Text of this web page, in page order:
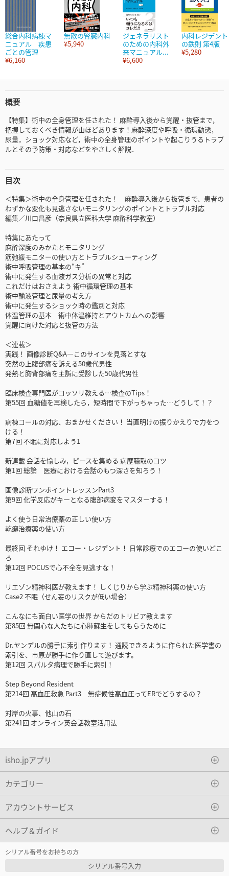
総合内科病棟マ
ニュアル 疾患
ごとの管理
¥6,160
無敵の腎臓内科
¥5,940
ジェネラリスト
のための内科外
来マニュアル...
¥6,600
内科レジデント
の鉄則 第4版
¥5,280
概要
【特集】術中の全身管理を任された！ 麻酔導入後から覚醒・抜管まで，
把握しておくべき情報が山ほどあります！麻酔深度や呼吸・循環動態，
尿量，ショック対応など，術中の全身管理のポイントや起こりうるトラブ
ルとその予防策・対応などをやさしく解説．
目次
＜特集＞術中の全身管理を任された！ 麻酔導入後から抜管まで、患者の
わずかな変化も見逃さないモニタリングのポイントとトラブル対応
編集／川口昌彦（奈良県立医科大学 麻酔科学教室）
特集にあたって
麻酔深度のみかたとモニタリング
筋弛緩モニターの使い方とトラブルシューティング
術中呼吸管理の基本の“キ”
術中に発生する血液ガス分析の異常と対応
これだけはおさえよう 術中循環管理の基本
術中輸液管理と尿量の考え方
術中に発生するショック時の鑑別と対応
体温管理の基本 術中体温維持とアウトカムへの影響
覚醒に向けた対応と抜管の方法
＜連載＞
実践！ 画像診断Q&A―このサインを見落とすな
突然の上腹部痛を訴える50歳代男性
発熱と胸背部痛を主訴に受診した50歳代男性
臨床検査専門医がコッソリ教える…検査のTips！
第55回 血糖値を再検したら，短時間で下がっちゃった…どうして！？
病棟コールの対応、おまかせください！ 当直明けの振りかえりで力をつ
ける！
第7回 不眠に対応しよう1
新連載 会話を愉しみ，ピースを集める 病歴聴取のコツ
第1回 総論 医療における会話のもつ深さを知ろう！
画像診断ワンポイントレッスンPart3
第9回 化学反応がキーとなる腹部病変をマスターする！
よく使う日常治療薬の正しい使い方
乾癬治療薬の使い方
最終回 それゆけ！ エコー・レジデント！ 日常診療でのエコーの使いどこ
ろ
第12回 POCUSで心不全を見逃すな！
リエゾン精神科医が教えます！ しくじりから学ぶ精神科薬の使い方
Case2 不眠（せん妄のリスクが低い場合）
こんなにも面白い医学の世界 からだのトリビア教えます
第85回 無関心な人たちに心肺蘇生をしてもらうために
Dr.ヤンデルの勝手に索引作ります！ 通読できるように作られた医学書の
索引を、市原が勝手に作り直して遊びます。
第12回 スパルタ病理で勝手に索引！
Step Beyond Resident
第214回 高血圧救急 Part3 無症候性高血圧ってERでどうするの？
対岸の火事、他山の石
第241回 オンライン英会話教室活用法
isho.jpアプリ
カテゴリー
アカウントサービス
ヘルプ＆ガイド
シリアル番号をお持ちの方
シリアル番号入力